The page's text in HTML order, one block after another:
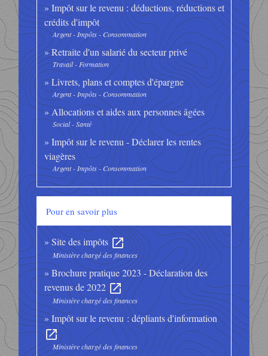
Impôt sur le revenu : déductions, réductions et
crédits d'impôt
Argent - Impôts - Consommation
Retraite d'un salarié du secteur privé
Travail - Formation
Livrets, plans et comptes d'épargne
Argent - Impôts - Consommation
Allocations et aides aux personnes âgées
Social - Santé
Impôt sur le revenu - Déclarer les rentes
viagères
Argent - Impôts - Consommation
Pour en savoir plus
Site des impôts open_in_new
Ministère chargé des finances
Brochure pratique 2023 - Déclaration des
revenus de 2022 open_in_new
Ministère chargé des finances
Impôt sur le revenu : dépliants d'information
open_in_new
Ministère chargé des finances